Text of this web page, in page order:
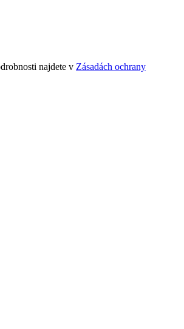
najdete v Zásadách ochrany